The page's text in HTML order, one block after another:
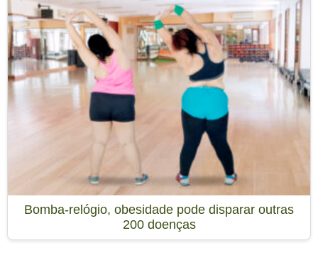
Bomba-relógio, obesidade pode disparar outras
200 doenças